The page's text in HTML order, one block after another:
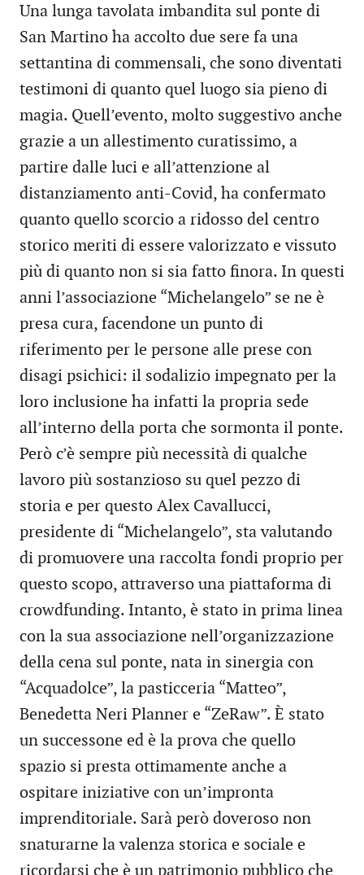
Una lunga tavolata imbandita sul ponte di
San Martino ha accolto due sere fa una
settantina di commensali, che sono diventati
testimoni di quanto quel luogo sia pieno di
magia. Quell’evento, molto suggestivo anche
grazie a un allestimento curatissimo, a
partire dalle luci e all’attenzione al
distanziamento anti-Covid, ha confermato
quanto quello scorcio a ridosso del centro
storico meriti di essere valorizzato e vissuto
più di quanto non si sia fatto finora. In questi
anni l’associazione “Michelangelo” se ne è
presa cura, facendone un punto di
riferimento per le persone alle prese con
disagi psichici: il sodalizio impegnato per la
loro inclusione ha infatti la propria sede
all’interno della porta che sormonta il ponte.
Però c’è sempre più necessità di qualche
lavoro più sostanzioso su quel pezzo di
storia e per questo Alex Cavallucci,
presidente di “Michelangelo”, sta valutando
di promuovere una raccolta fondi proprio per
questo scopo, attraverso una piattaforma di
crowdfunding. Intanto, è stato in prima linea
con la sua associazione nell’organizzazione
della cena sul ponte, nata in sinergia con
“Acquadolce”, la pasticceria “Matteo”,
Benedetta Neri Planner e “ZeRaw”. È stato
un successone ed è la prova che quello
spazio si presta ottimamente anche a
ospitare iniziative con un’impronta
imprenditoriale. Sarà però doveroso non
snaturarne la valenza storica e sociale e